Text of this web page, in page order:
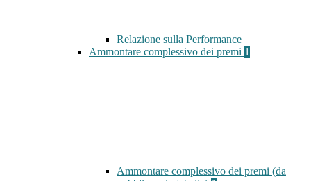
Relazione sulla Performance
Ammontare complessivo dei premi 1
Ammontare complessivo dei premi (da